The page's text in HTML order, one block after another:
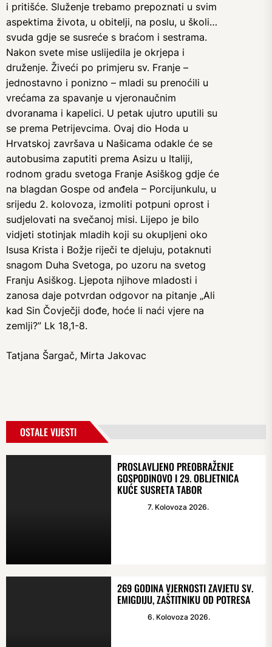
i pritišće. Služenje trebamo prepoznati u svim
aspektima života, u obitelji, na poslu, u školi…
svuda gdje se susreće s braćom i sestrama.
Nakon svete mise uslijedila je okrjepa i
druženje. Živeći po primjeru sv. Franje –
jednostavno i ponizno – mladi su prenoćili u
vrećama za spavanje u vjeronaučnim
dvoranama i kapelici. U petak ujutro uputili su
se prema Petrijevcima. Ovaj dio Hoda u
Hrvatskoj završava u Našicama odakle će se
autobusima zaputiti prema Asizu u Italiji,
rodnom gradu svetoga Franje Asiškog gdje će
na blagdan Gospe od anđela – Porcijunkulu, u
srijedu 2. kolovoza, izmoliti potpuni oprost i
sudjelovati na svečanoj misi. Lijepo je bilo
vidjeti stotinjak mladih koji su okupljeni oko
Isusa Krista i Božje riječi te djeluju, potaknuti
snagom Duha Svetoga, po uzoru na svetog
Franju Asiškog. Ljepota njihove mladosti i
zanosa daje potvrdan odgovor na pitanje „Ali
kad Sin Čovječji dođe, hoće li naći vjere na
zemlji?” Lk 18,1-8.
Tatjana Šargač, Mirta Jakovac
OSTALE VIJESTI
PROSLAVLJENO PREOBRAŽENJE
GOSPODINOVO I 29. OBLJETNICA
KUĆE SUSRETA TABOR
7. Kolovoza 2026.
269 GODINA VJERNOSTI ZAVJETU SV.
EMIGDIJU, ZAŠTITNIKU OD POTRESA
6. Kolovoza 2026.